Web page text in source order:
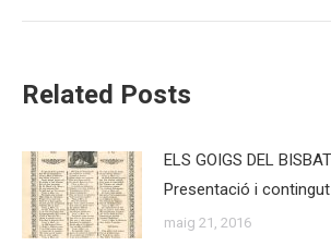
Related Posts
ELS GOIGS DEL
Presentació i contingut
maig 21, 2016